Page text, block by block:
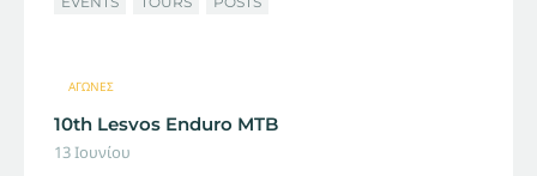
ΑΓΏΝΕΣ
10th Lesvos Enduro MTB
13 Ιουνίου